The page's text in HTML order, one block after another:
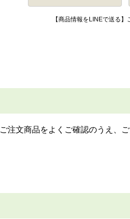
【商品情報をLINEで送る
ご注文商品をよくご確認のうえ、